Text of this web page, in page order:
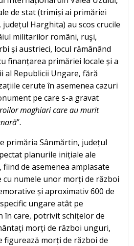
de stat (trimiși ai primăriei
Harghita) au scos crucile
militarilor români, ruşi,
și austrieci, locul rămânând
finanțarea primăriei locale și a
al Republicii Ungare, fără
cerute în asemenea cazuri
pe care s-a gravat
maghiari care au murit
ă”.
primăria Sânmărtin, județul
planurile inițiale ale
de asemenea amplasate
numele unor morți de război
și aproximativ 600 de
ungare atât pe
în care, potrivit schițelor de
morți de război unguri,
figurează morți de război de